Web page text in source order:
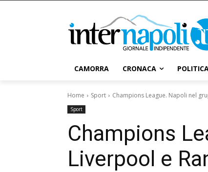
CAMORRA CRONACA
Home Sport Champions League. Napoli nel
Sport
Champions
Liverpool e